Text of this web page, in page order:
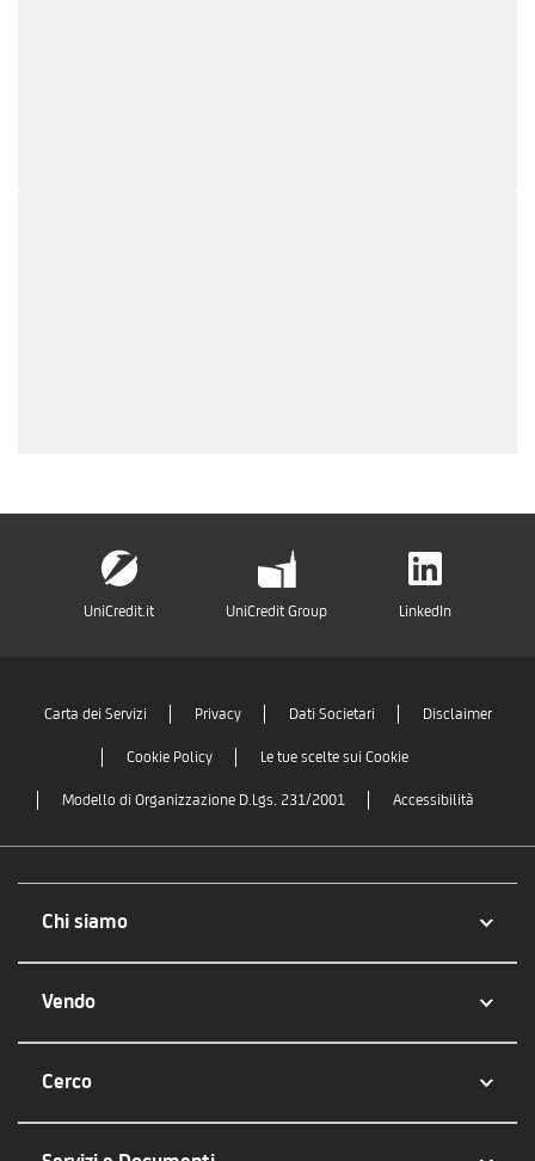
UniCredit.it UniCredit Group LinkedIn
Carta dei Servizi Privacy Dati Societari Disclaimer
Cookie Policy Le tue scelte sui Cookie
Modello di Organizzazione D.Lgs. 231/2001 Accessibilità
Chi siamo
Vendo
Cerco